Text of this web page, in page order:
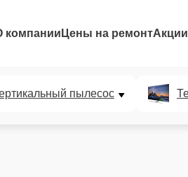
компании Цены на ремонтАкции
пылесос